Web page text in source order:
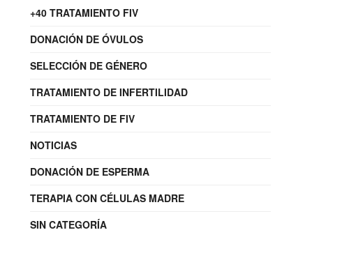
+40 TRATAMIENTO FIV
DONACIÓN DE ÓVULOS
SELECCIÓN DE GÉNERO
TRATAMIENTO DE INFERTILIDAD
TRATAMIENTO DE FIV
NOTICIAS
DONACIÓN DE ESPERMA
TERAPIA CON CÉLULAS MADRE
SIN CATEGORÍA